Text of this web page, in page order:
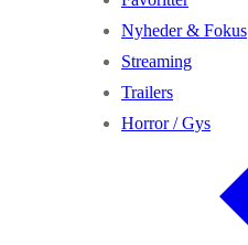
Nyheder & Fokus
Streaming
Trailers
Horror / Gys